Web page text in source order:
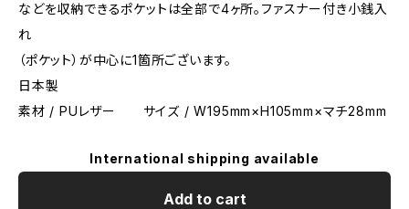
などを収納できるポケットは全部で4ヶ所。ファスナー付き小銭入
れ
（ポケット）が中心に1箇所ございます。
日本製
素材 / PUレザー サイズ / W195mm×H105mm×マチ28mm
International shipping available
Add to cart